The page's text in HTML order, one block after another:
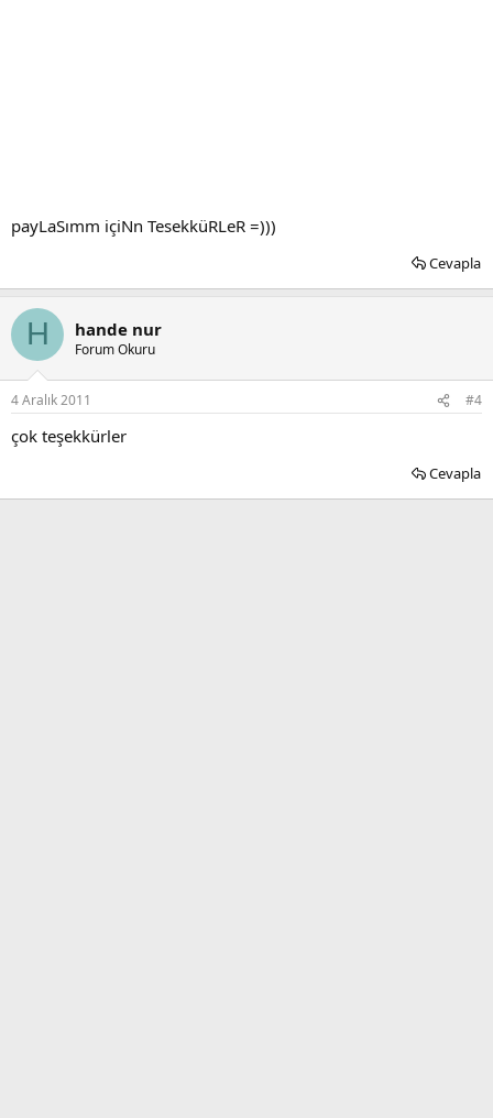
payLaSımm içiNn TesekküRLeR =)))
Cevapla
H hande nur
Forum Okuru
4 Aralık 2011 #4
çok teşekkürler
Cevapla